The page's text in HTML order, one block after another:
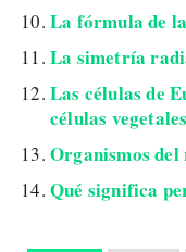
La fórmula de
La simetría
Las células de
células
Organismos
Qué significa